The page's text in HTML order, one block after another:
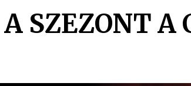
SZEZONT A